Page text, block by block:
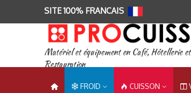
SITE 100% FRANCAIS
Matériel et équipement en Café, Hôtellerie et
Restauration
FROID CUISSON